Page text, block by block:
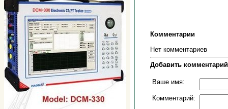
Комментарии
Нет комментариев
Добавить комментарий
Ваше имя:
Комментарий: